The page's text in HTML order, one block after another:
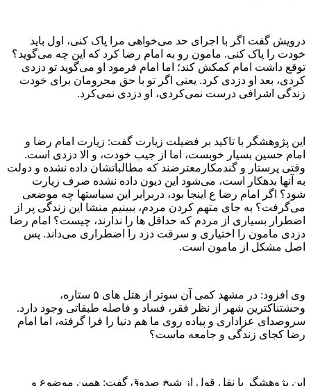
درویش گفت اگر با اجرای حد می‌خواهی مرا پاک کنی، اول باید
خودت را پاک کنی. مامون رو به امام رضا کرد که این چه می‌گوید؟
توقع داشت امام کمکش کند؛ اما امام فرمود او می‌گوید تو دزدی
کردی، بعد او دزدی کرد. یعنی اگر تو با حق محرومان برای خودت
زندگی اشرافی درست نمی‌کردی، او دزدی نمی‌کرد.
این پژوهشگر با تاکید بر فضیلت زیارت گفت: زیارت امام رضا و
امام حسین بسیار خوبست، اما از جیب خودت، و الا دزدی است.
وقتی پرستار و گندمکارمعترضند که مطالباتشان داده نشده و دولت
به آنها بدهکار است، می‌شود این دیون داده نشده صرف زیارت
شود؟ اگر امام رضا ع اینجا بود، دربرابر این سیاستها چه موضعی
می‌گرفت؟ به جای متهم کردن مردم، ببینیم منشا این زندگی پر از
اضطرار بسیاری از مردم که حداقل ها را ندارند، چیست؟ امام رضا
دزدی مامون را اختیاری و سرقت دزد را اضطراری می‌داند. پس
اصل مشکل از مامون است.
وی افزود: در مشهد کمی آن سوتر از هتل های ۵ ستاره،
وحشتناکترین شهر از نظر فقر، فساد و فاصله طبقاتی وجود دارد.
سروصدای عزاداری و پیاده روی ما هم دنیا را فرا گرفته، اما امام
رضا کجای زندگی و جامعه ماست؟
این پژوهشگر با نقل قول از شیخ صدوق گفت: همین موضوع و